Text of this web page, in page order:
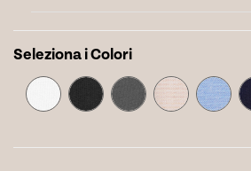
Seleziona i Colori